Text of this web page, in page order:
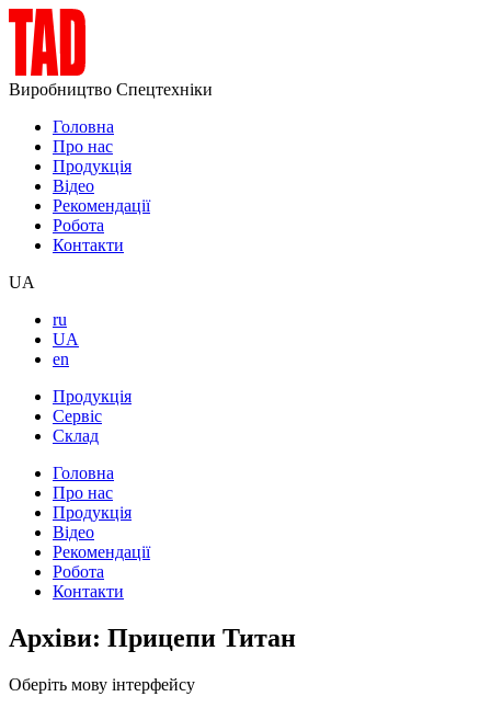
Виробництво Спецтехніки
Головна
Про нас
Продукція
Відео
Рекомендації
Робота
Контакти
UA
ru
UA
en
Продукція
Сервіс
Склад
Головна
Про нас
Продукція
Відео
Рекомендації
Робота
Контакти
Архіви: Прицепи Титан
Оберіть мову інтерфейсу